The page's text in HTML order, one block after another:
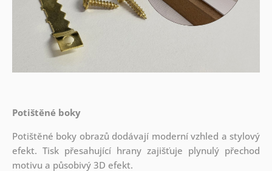
Potištěné boky
Potištěné boky obrazů dodávají moderní vzhled a stylový
efekt. Tisk přesahující hrany zajišťuje plynulý přechod
motivu a působivý 3D efekt.